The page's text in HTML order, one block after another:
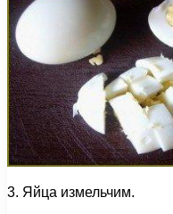
3. Яйца измельчим.